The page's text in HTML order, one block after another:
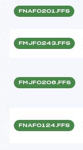
FNAF0201.FFS
FMJF0243.FFS
FMJF0206.FFS
FNAF0124.FFS